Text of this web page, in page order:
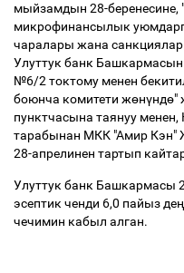
мыйзамдын 28-беренесине,
микрофинансылык
чаралары жана
Улуттук банк
№6/2 токтому менен
боюнча комитети жөнүндө"
пунктчасына таянуу менен,
тарабынан МКК "Амир
28-апрелинен тартып
Улуттук банк Башкармасы
эсептик ченди 6,0 пайыз дең
чечимин кабыл алган.